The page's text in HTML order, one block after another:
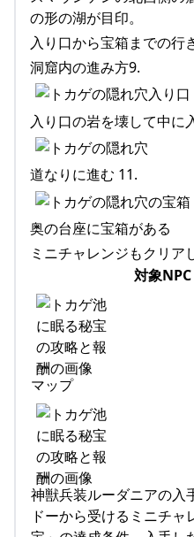
の形の湖が目印。
入り口から宝箱までの行
洞窟内の進み方9.
入り口の岩を壊して中に
道なりに進む 11.
奥の台座に宝箱がある
ミニチャレンジもクリア
対象
マップ
神獣兵装ルーダニアの入
ドーから受けるミニチ